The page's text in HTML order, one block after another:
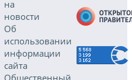
на
новости
Об
использовании
информации
сайта
Общественный